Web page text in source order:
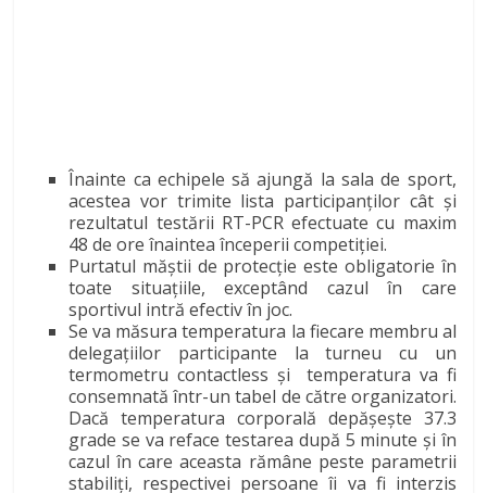
Înainte ca echipele să ajungă la sala de sport,
acestea vor trimite lista participanților cât și
rezultatul testării RT-PCR efectuate cu maxim
48 de ore înaintea începerii competiției.
Purtatul măștii de protecție este obligatorie în
toate situațiile, exceptând cazul în care
sportivul intră efectiv în joc.
Se va măsura temperatura la fiecare membru al
delegațiilor participante la turneu cu un
termometru contactless și temperatura va fi
consemnată într-un tabel de către organizatori.
Dacă temperatura corporală depășește 37.3
grade se va reface testarea după 5 minute și în
cazul în care aceasta rămâne peste parametrii
stabiliți, respectivei persoane îi va fi interzis